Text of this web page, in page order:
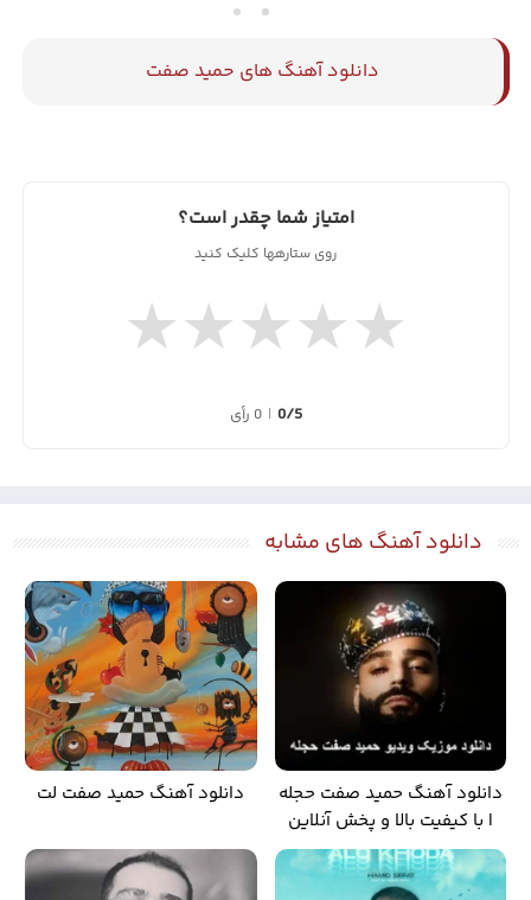
دانلود آهنگ های حمید صفت
امتیاز شما چقدر است؟
روی ستارهها کلیک کنید
★
★
★
★
★
0/5
| 0 رأی
دانلود آهنگ های مشابه
دانلود آهنگ حمید صفت حجله
| با کیفیت بالا و پخش آنلاین
دانلود آهنگ حمید صفت لت